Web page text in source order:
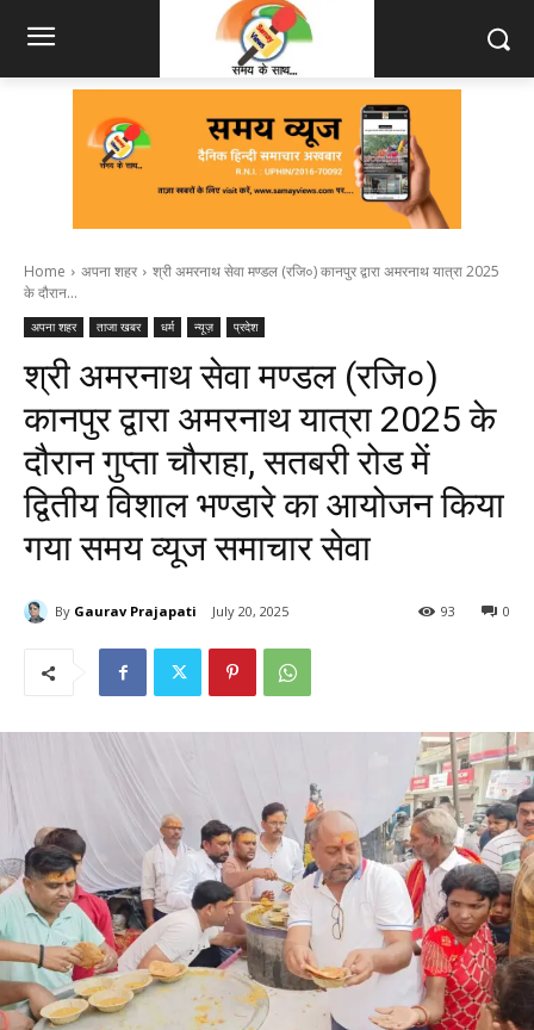
Home अपना शहर
श्री अमरनाथ सेवा मण्डल (रजि०) कानपुर द्वारा अमरनाथ यात्रा 2025
के दौरान...
अपना शहर ताजा खबर धर्म न्यूज़ प्रदेश
श्री अमरनाथ सेवा मण्डल (रजि०)
कानपुर द्वारा अमरनाथ यात्रा 2025 के
दौरान गुप्ता चौराहा, सतबरी रोड में
द्वितीय विशाल भण्डारे का आयोजन किया
गया समय व्यूज समाचार सेवा
By Gaurav Prajapati July 20, 2025 0
93